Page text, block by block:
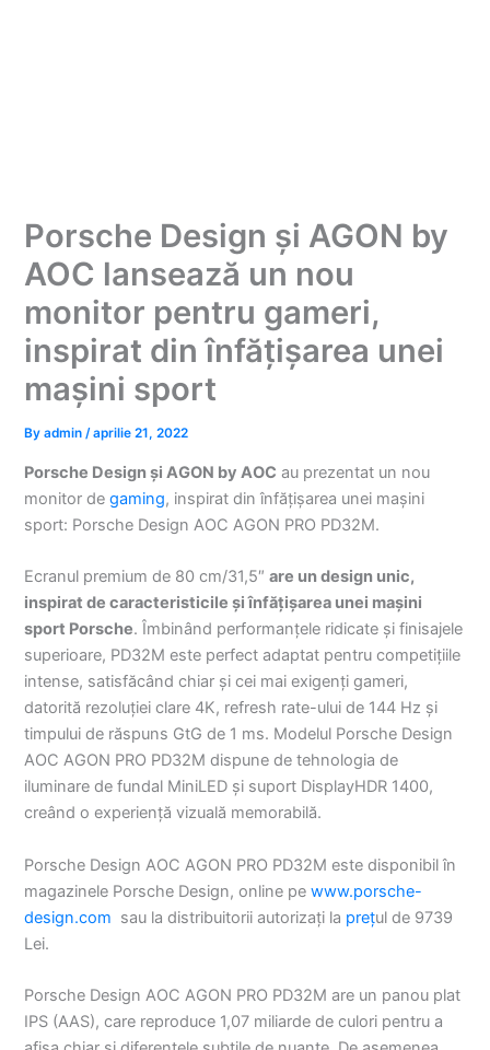
Porsche Design și AGON by
AOC lansează un nou
monitor pentru gameri,
inspirat din înfățișarea unei
mașini sport
Byadmin/aprilie 21, 2022
Porsche Design și AGON by AOC au prezentat un nou
monitor degaming, inspirat din înfățișarea unei mașini
sport: Porsche Design AOC AGON PRO PD32M.
Ecranul premium de 80 cm/31,5″are un design unic,
inspirat de caracteristicile și înfățișarea unei mașini
sport Porsche. Îmbinând performanțele ridicate și finisajele
superioare, PD32M este perfect adaptat pentru competițiile
intense, satisfăcând chiar și cei mai exigenți gameri,
datorită rezoluției clare 4K, refresh rate-ului de 144 Hz și
timpului de răspuns GtG de 1 ms. Modelul Porsche Design
AOC AGON PRO PD32M dispune de tehnologia de
iluminare de fundal MiniLED și suport DisplayHDR 1400,
creând o experiență vizuală memorabilă.
Porsche Design AOC AGON PRO PD32M este disponibil în
magazinele Porsche Design, online pewww.porsche-
design.com sau la distribuitorii autorizați la prețul de 9739
Lei.
Porsche Design AOC AGON PRO PD32M are un panou plat
IPS (AAS), care reproduce 1,07 miliarde de culori pentru a